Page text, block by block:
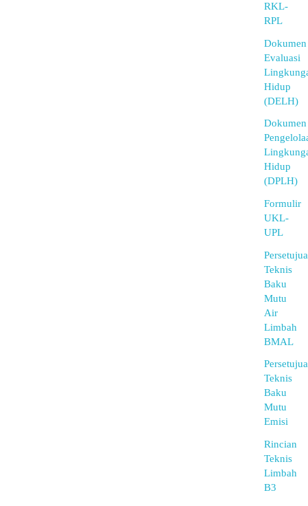
RKL-
RPL
Dokumen
Evaluasi
Hidup
(DELH)
Dokumen
Hidup
(DPLH)
Formulir
UKL-
UPL
Teknis
Baku
Mutu
Air
Limbah
BMAL
Teknis
Baku
Mutu
Emisi
Rincian
Teknis
Limbah
B3